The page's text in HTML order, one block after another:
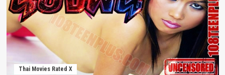
Thai Movies Rated X